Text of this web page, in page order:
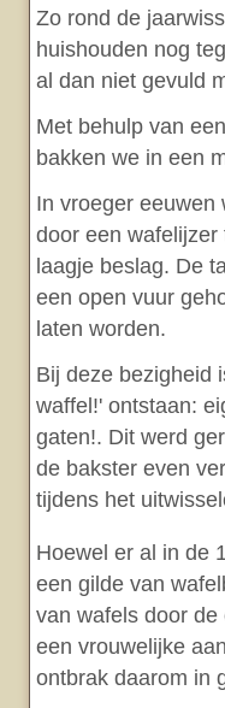
Zo rond de
huishouden nog
al dan niet gevuld
Met behulp van
bakken we in een
In vroeger eeuwen
door een
laagje beslag. De
een open vuur
laten worden.
Bij deze bezigheid
waffel!' ontstaan:
gaten!. Dit werd
de bakster even
tijdens het
Hoewel er al in de
een gilde van
van wafels door
een vrouwelijke
ontbrak daarom in